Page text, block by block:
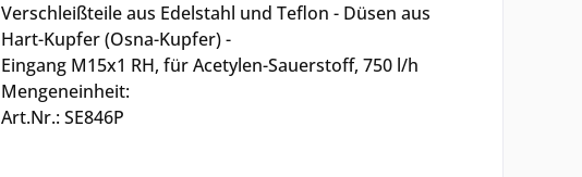
Verschleißteile aus Edelstahl und Teflon - Düsen aus
Hart-Kupfer (Osna-Kupfer) -
Eingang M15x1 RH, für Acetylen-Sauerstoff, 750 l/h
Mengeneinheit:
Art.Nr.: SE846P